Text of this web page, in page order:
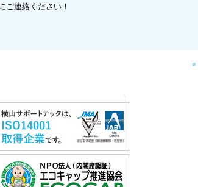
ご連絡ください！